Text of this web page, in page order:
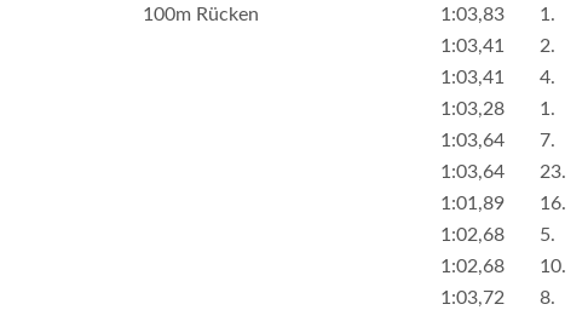
100m Rücken
1:03,83 1.
1:03,41
2.
1:03,41
4.
1:03,28
1.
1:03,64
7.
1:03,64
23.
1:01,89
16.
1:02,68
5.
1:02,68
10.
1:03,72
8.